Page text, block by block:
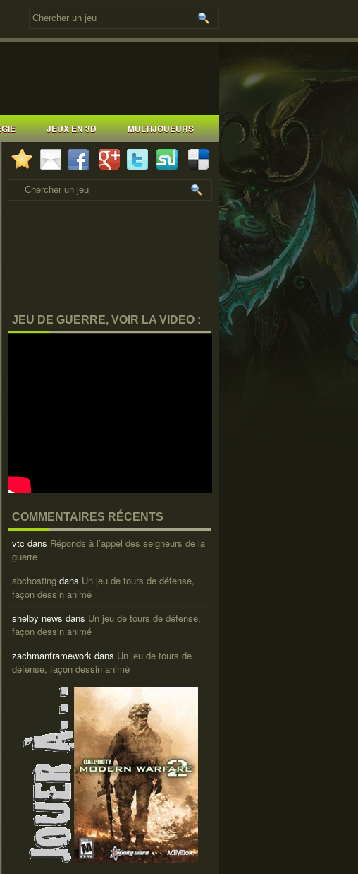
JEUX EN 3D MULTIJOUEURS
JEU DE GUERRE, VOIR LA VIDEO :
COMMENTAIRES RÉCENTS
vtc dans Réponds à l’appel des seigneurs de la
guerre
abchosting dans Un jeu de tours de défense,
façon dessin animé
shelby news dans Un jeu de tours de défense,
façon dessin animé
zachmanframework dans Un jeu de tours de
défense, façon dessin animé